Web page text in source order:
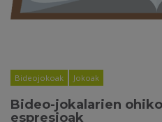
Bideojokoak Jokoak
Bideo-jokalarien
espresioak